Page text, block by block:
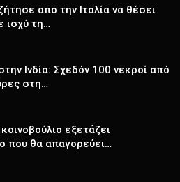
από την Ιταλία να θέσει
ισχύ τη…
Ινδία: Σχεδόν 100 νεκροί από
στη…
εξετάζει
που θα απαγορεύει…